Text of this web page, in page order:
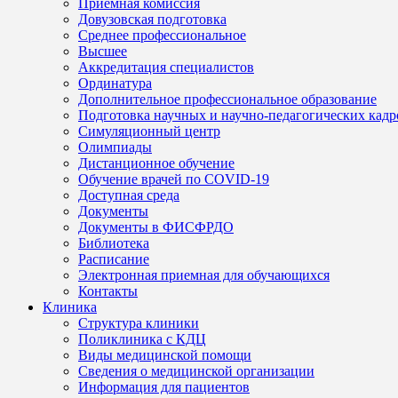
Довузовская подготовка
Среднее профессиональное
Высшее
Аккредитация специалистов
Ординатура
Дополнительное профессиональное образование
Подготовка научных и научно-педагогических
Симуляционный центр
Олимпиады
Дистанционное обучение
Обучение врачей по COVID-19
Доступная среда
Документы
Документы в ФИСФРДО
Библиотека
Расписание
Электронная приемная для обучающихся
Контакты
Клиника
Структура клиники
Поликлиника с КДЦ
Виды медицинской помощи
Сведения о медицинской организации
Информация для пациентов